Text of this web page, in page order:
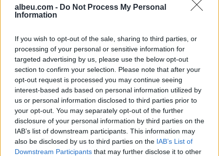
albeu.com - Do Not Process My Personal
Information
If you wish to opt-out of the sale, sharing to third parties, or
processing of your personal or sensitive information for
targeted advertising by us, please use the below opt-out
section to confirm your selection. Please note that after your
opt-out request is processed you may continue seeing
interest-based ads based on personal information utilized by
us or personal information disclosed to third parties prior to
your opt-out. You may separately opt-out of the further
disclosure of your personal information by third parties on the
IAB’s list of downstream participants. This information may
also be disclosed by us to third parties on the IAB’s List of
Downstream Participants that may further disclose it to other
e familjes së tij pas daljes nga
Big Brother